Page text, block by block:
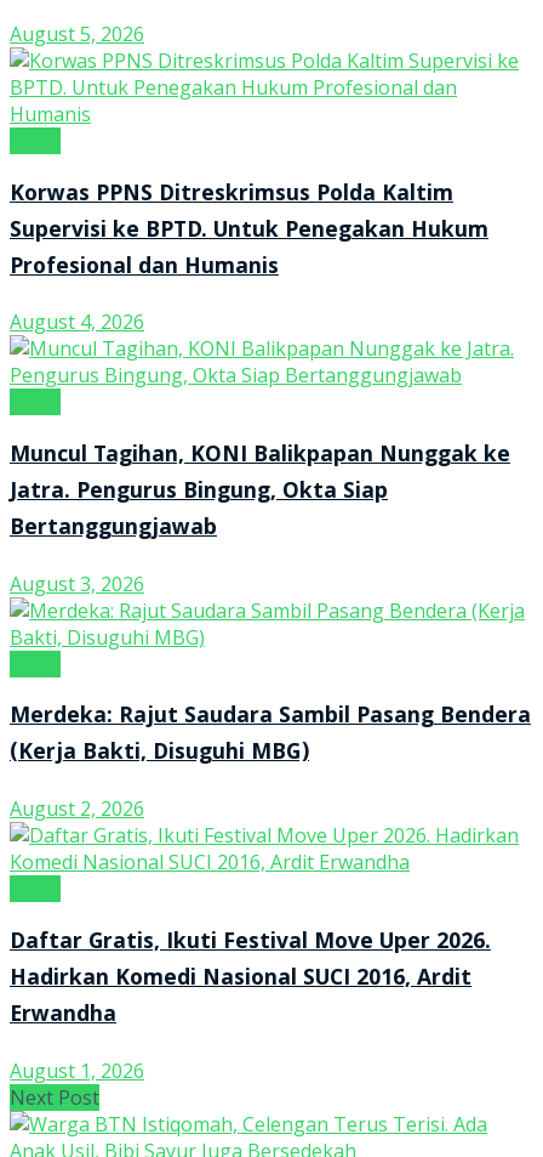
August 5, 2026
Korwas PPNS Ditreskrimsus Polda Kaltim
Supervisi ke BPTD. Untuk Penegakan Hukum
Profesional dan Humanis
August 4, 2026
Muncul Tagihan, KONI Balikpapan Nunggak ke
Jatra. Pengurus Bingung, Okta Siap
Bertanggungjawab
August 3, 2026
Merdeka: Rajut Saudara Sambil Pasang Bendera
(Kerja Bakti, Disuguhi MBG)
August 2, 2026
Daftar Gratis, Ikuti Festival Move Uper 2026.
Hadirkan Komedi Nasional SUCI 2016, Ardit
Erwandha
August 1, 2026
Next Post